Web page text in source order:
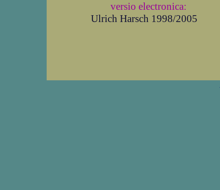
versio electronica:
Ulrich Harsch 1998/2005